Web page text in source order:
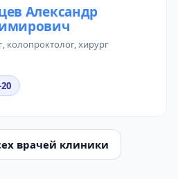
Александр
, колопроктолог,хирург
врачей клиники